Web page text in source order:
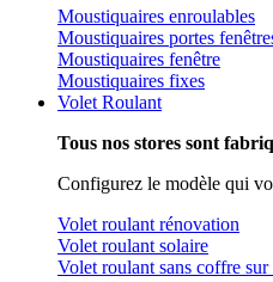
Moustiquaires enroulables
Moustiquaires portes
Moustiquaires fenêtre
Moustiquaires fixes
Volet Roulant
Tous nos stores sont
Configurez le modèle qui
Volet roulant rénovation
Volet roulant solaire
Volet roulant sans coffre sur